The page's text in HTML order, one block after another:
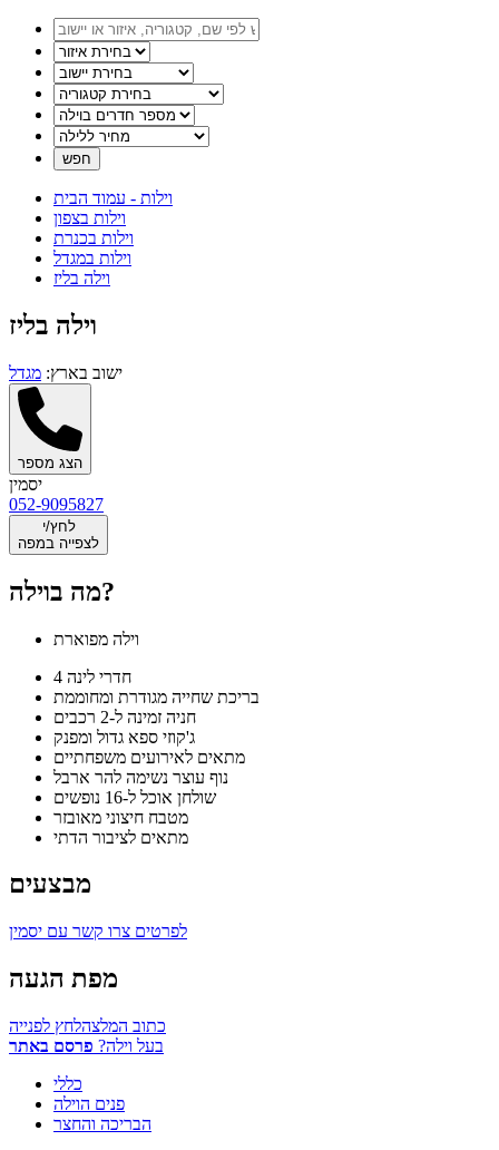
וילות - עמוד הבית
וילות בצפון
וילות בכנרת
וילות במגדל
וילה בליז
וילה בליז
ישוב בארץ: מגדל
הצג מספר
יסמין
052-9095827
לחץ/י
לצפייה במפה
מה בוילה?
וילה מפוארת
4 חדרי לינה
בריכת שחייה מגודרת ומחוממת
חניה זמינה ל-2 רכבים
ג'קוזי ספא גדול ומפנק
מתאים לאירועים משפחתיים
נוף עוצר נשימה להר ארבל
שולחן אוכל ל-16 נופשים
מטבח חיצוני מאובזר
מתאים לציבור הדתי
מבצעים
לפרטים צרו קשר עם יסמין
מפת הגעה
כתוב המלצהלחץ לפנייה
בעל וילה? פרסם באתר
כללי
פנים הוילה
הבריכה והחצר